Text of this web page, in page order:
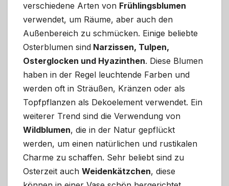
verschiedene Arten von Frühlingsblumen
verwendet, um Räume, aber auch den
Außenbereich zu schmücken. Einige beliebte
Osterblumen sind Narzissen, Tulpen,
Osterglocken und Hyazinthen. Diese Blumen
haben in der Regel leuchtende Farben und
werden oft in Sträußen, Kränzen oder als
Topfpflanzen als Dekoelement verwendet. Ein
weiterer Trend sind die Verwendung von
Wildblumen, die in der Natur gepflückt
werden, um einen natürlichen und rustikalen
Charme zu schaffen. Sehr beliebt sind zu
Osterzeit auch Weidenkätzchen, diese